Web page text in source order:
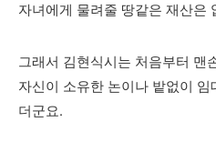
자녀에게 물려줄 땅같은 재산은
그래서 김현식시는 처음부터 맨
자신이 소유한 논이나 밭없이
더군요.